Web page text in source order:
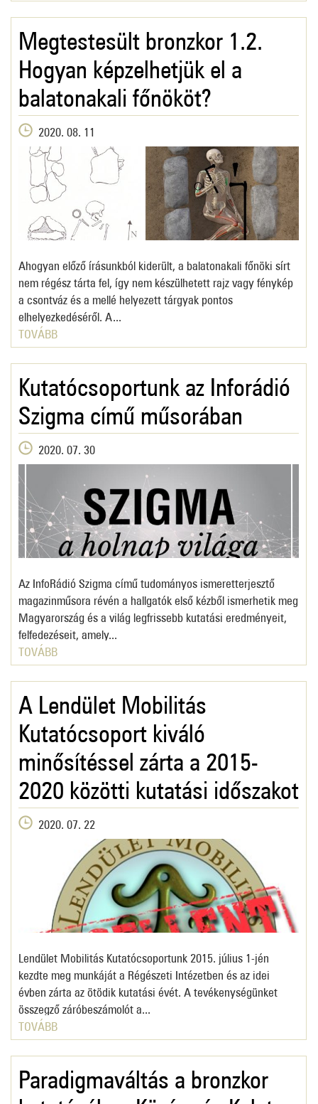
Megtestesült bronzkor 1.2.
Hogyan képzelhetjük el a
balatonakali főnököt?
2020. 08. 11
Ahogyan előző írásunkból kiderült, a balatonakali főnöki sírt
nem régész tárta fel, így nem készülhetett rajz vagy fénykép
a csontváz és a mellé helyezett tárgyak pontos
elhelyezkedéséről. A...
TOVÁBB
Kutatócsoportunk az Inforádió
Szigma című műsorában
2020. 07. 30
Az InfoRádió Szigma című tudományos ismeretterjesztő
magazinműsora révén a hallgatók első kézből ismerhetik meg
Magyarország és a világ legfrissebb kutatási eredményeit,
felfedezéseit, amely...
TOVÁBB
A Lendület Mobilitás
Kutatócsoport kiváló
minősítéssel zárta a 2015-
2020 közötti kutatási időszakot
2020. 07. 22
Lendület Mobilitás Kutatócsoportunk 2015. július 1-jén
kezdte meg munkáját a Régészeti Intézetben és az idei
évben zárta az ötödik kutatási évét. A tevékenységünket
összegző záróbeszámolót a...
TOVÁBB
Paradigmaváltás a bronzkor